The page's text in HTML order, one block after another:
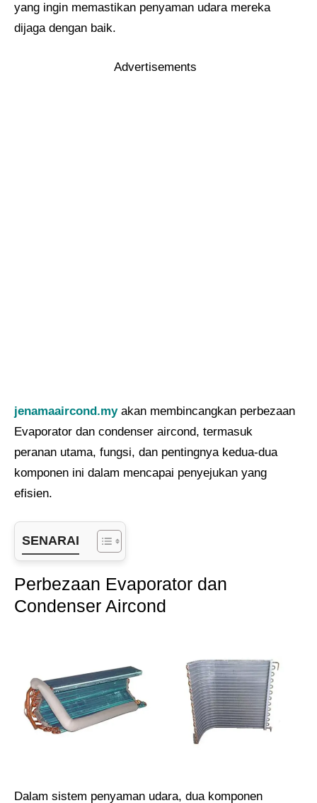
yang ingin memastikan penyaman udara mereka
dijaga dengan baik.
Advertisements
jenamaaircond.myakan membincangkan perbezaan
Evaporator dan condenser aircond, termasuk
peranan utama, fungsi, dan pentingnya kedua-dua
komponen ini dalam mencapai penyejukan yang
efisien.
SENARAI
Perbezaan Evaporator dan
Condenser Aircond
Dalam sistem penyaman udara, dua komponen